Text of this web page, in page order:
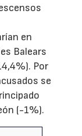
en
Balears
Por
se
(-1%).